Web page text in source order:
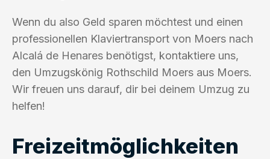
Wenn du also Geld sparen möchtest und einen
professionellen Klaviertransport von Moers nach
Alcalá de Henares benötigst, kontaktiere uns,
den Umzugskönig Rothschild Moers aus Moers.
Wir freuen uns darauf, dir bei deinem Umzug zu
helfen!
Freizeitmöglichkeiten